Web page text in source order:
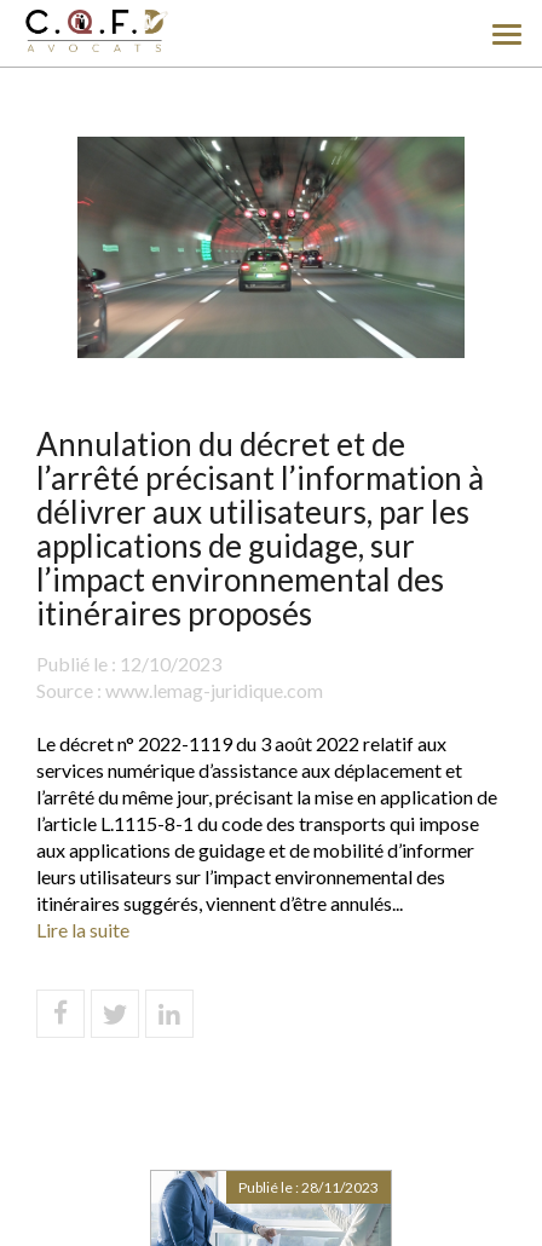
le
Annulation du décret et de
l’arrêté précisant l’information à
délivrer aux utilisateurs, par les
applications de guidage, sur
l’impact environnemental des
itinéraires proposés
Publié le : 12/10/2023
Source : www.lemag-juridique.com
Le décret n° 2022-1119 du 3 août 2022 relatif aux
services numérique d’assistance aux déplacement et
l’arrêté du même jour, précisant la mise en application de
l’article L.1115-8-1 du code des transports qui impose
aux applications de guidage et de mobilité d’informer
leurs utilisateurs sur l’impact environnemental des
itinéraires suggérés, viennent d’être annulés...
Lire la suite
Publié le :28/11/2023